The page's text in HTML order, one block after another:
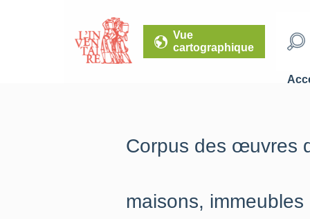
Vue
cartographique
Corpus des œuvres
maisons,